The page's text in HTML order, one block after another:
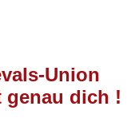
Union
genau dich !